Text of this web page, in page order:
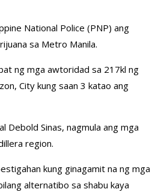
National Police (PNP) ang
sa Metro Manila.
ng mga awtoridad sa 217kl ng
City kung saan 3 katao ang
Debold Sinas, nagmula ang mga
region.
kung ginagamit na ng mga
alternatibo sa shabu kaya